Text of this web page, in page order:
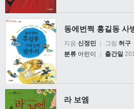
동에번쩍 홍길동 사
지음 신정민 그림 허구
분류 어린이 | 출간일
라 보엠